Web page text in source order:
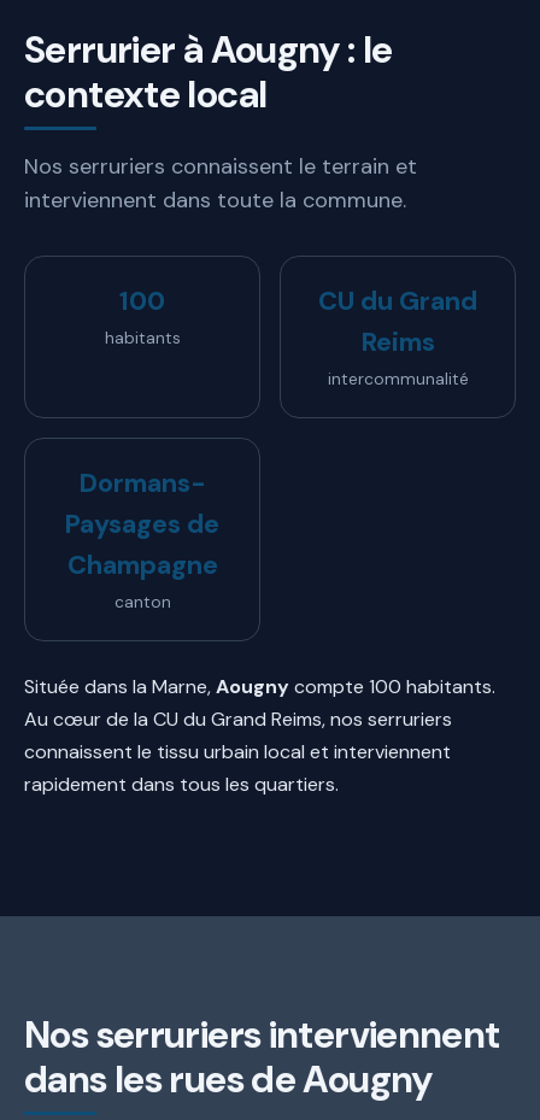
Serrurier à Aougny : le
contexte local
Nos serruriers connaissent le terrain et
interviennent dans toute la commune.
100
habitants
CU du Grand
Reims
intercommunalité
Dormans-
Paysages de
Champagne
canton
Située dans la Marne,Aougnycompte 100 habitants.
Au cœur de la CU du Grand Reims, nos serruriers
connaissent le tissu urbain local et interviennent
rapidement dans tous les quartiers.
Nos serruriers interviennent
dans les rues de Aougny